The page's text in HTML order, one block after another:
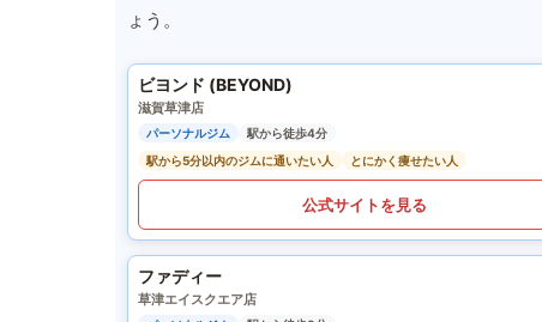
ょう。
ビヨンド (BEYOND)
滋賀草津店
パーソナルジム
駅から徒歩4分
駅から5分以内のジムに通いたい人
とにかく痩せたい人
公式サイトを見る
ファディー
草津エイスクエア店